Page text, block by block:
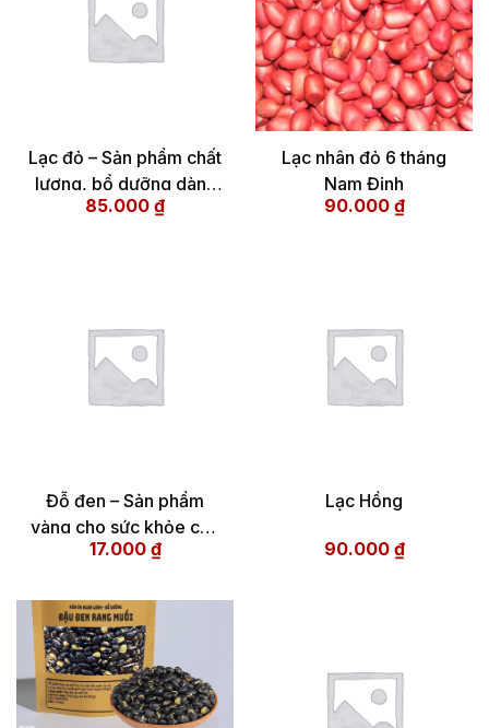
Lạc đỏ – Sản phẩm chất
lượng, bổ dưỡng dành
cho sức khỏe
85.000 ₫
Lạc nhân đỏ 6 tháng
Nam Định
90.000 ₫
Đỗ đen – Sản phẩm
vàng cho sức khỏe của
bạn và gia đình
17.000 ₫
Lạc Hồng
90.000 ₫